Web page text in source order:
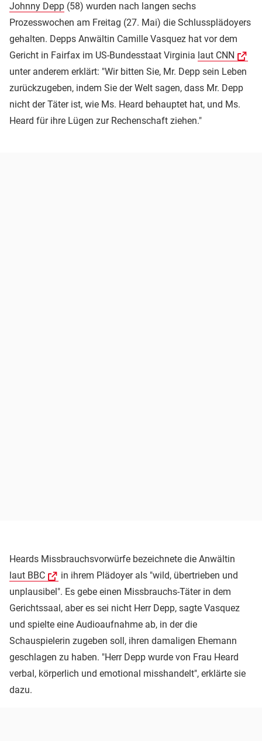
Johnny Depp (58) wurden nach langen sechs
Prozesswochen am Freitag (27. Mai) die Schlussplädoyers
gehalten. Depps Anwältin Camille Vasquez hat vor dem
Gericht in Fairfax im US-Bundesstaat Virginia laut CNN
unter anderem erklärt: "Wir bitten Sie, Mr. Depp sein Leben
zurückzugeben, indem Sie der Welt sagen, dass Mr. Depp
nicht der Täter ist, wie Ms. Heard behauptet hat, und Ms.
Heard für ihre Lügen zur Rechenschaft ziehen."
Heards Missbrauchsvorwürfe bezeichnete die Anwältin
laut BBC
in ihrem Plädoyer als "wild, übertrieben und
unplausibel". Es gebe einen Missbrauchs-Täter in dem
Gerichtssaal, aber es sei nicht Herr Depp, sagte Vasquez
und spielte eine Audioaufnahme ab, in der die
Schauspielerin zugeben soll, ihren damaligen Ehemann
geschlagen zu haben. "Herr Depp wurde von Frau Heard
verbal, körperlich und emotional misshandelt", erklärte sie
dazu.